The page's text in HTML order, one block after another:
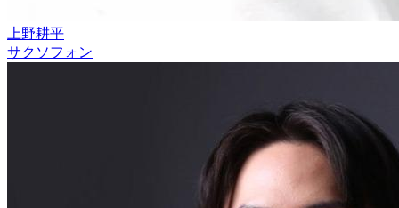
上野耕平
サクソフォン